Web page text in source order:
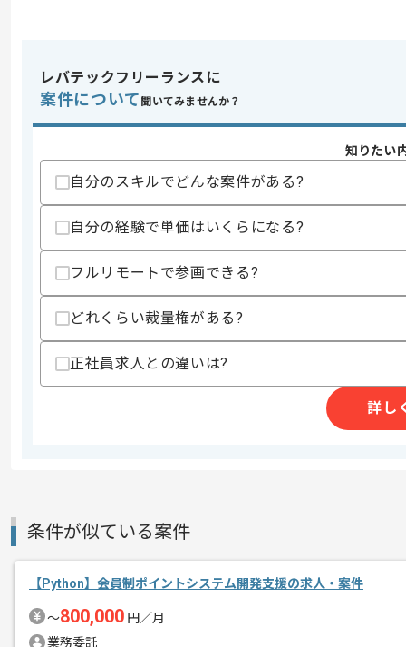
スキルに不安がある方へ
精算・お支払い
支払いサイト
15日
その他募集要項
作業開始日
週5日常駐での作業を想定しております
レバテックフリーランスに
案件について 聞いてみませんか？
知りたい
自分のスキルでどんな案件がある?
自分の経験で単価はいくらになる?
フルリモートで参画できる?
どれくらい裁量権がある?
正社員求人との違いは?
詳し
条件が似ている案件
【Python】会員制ポイントシステム開発支援の求人・案件
〜800,000 円／月
業務委託